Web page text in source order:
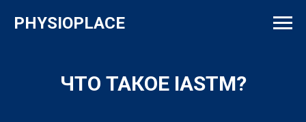
PHYSIOPLACE
ЧТО ТАКОЕ IASTM?